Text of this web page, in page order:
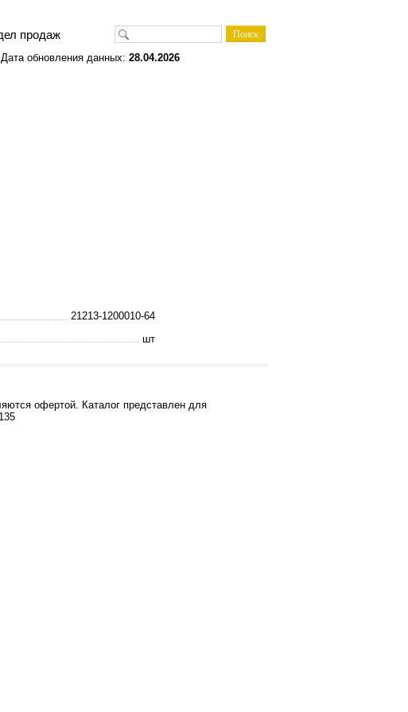
продаж
Дата обновления данных: 28.04.2026
21213-1200010-64
шт
офертой. Каталог представлен для